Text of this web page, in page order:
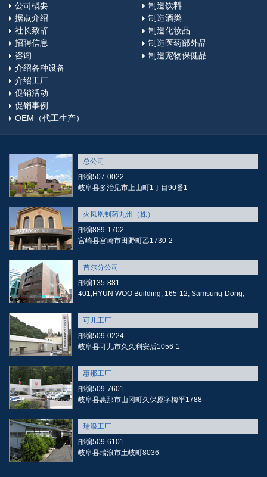
公司概要
据点介绍
社长致辞
招聘信息
咨询
制造饮料
制造酒类
制造化妆品
制造医药部外品
制造宠物保健品
介绍各种设备
介绍工厂
促销活动
促销事例
OEM（代工生产）
总公司
邮编507-0022
岐阜县多治见市上山町1丁目90番1
火凤凰制药九州（株）
邮编889-1702
宫崎县宫崎市田野町乙1730-2
首尔分公司
邮编135-881
401,HYUN WOO Building, 165-12, Samsung-Dong,
可儿工厂
邮编509-0224
岐阜县可儿市久久利安后1056-1
惠那工厂
邮编509-7601
岐阜县惠那市山冈町久保原字梅平1788
瑞浪工厂
邮编509-6101
岐阜县瑞浪市土岐町8036